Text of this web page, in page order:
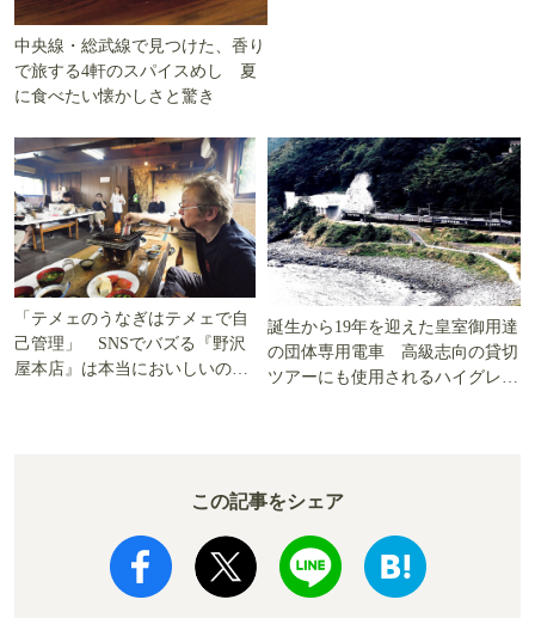
中央線・総武線で見つけた、香り
で旅する4軒のスパイスめし 夏
に食べたい懐かしさと驚き
「テメェのうなぎはテメェで自
己管理」 SNSでバズる『野沢
屋本店』は本当においしいの
誕生から19年を迎えた皇室御用達
の団体専用電車 高級志向の貸切
ツアーにも使用されるハイグレー
この記事をシェア